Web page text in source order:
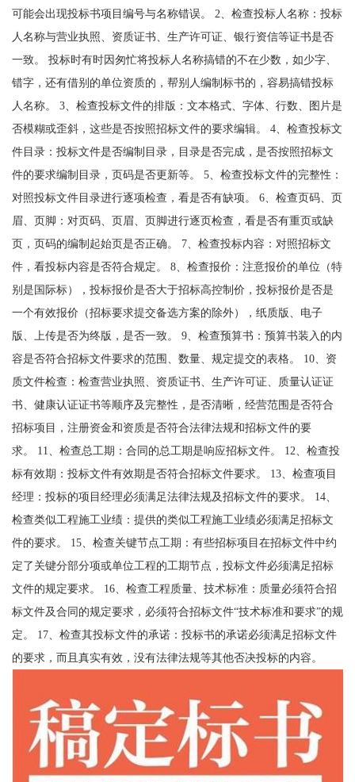
可能会出现投标书项目编号与名称错误。 2、检查投标人名称：投标
人名称与营业执照、资质证书、生产许可证、银行资信等证书是否
一致。 投标时有时因匆忙将投标人名称搞错的不在少数，如少字、
错字，还有借别的单位资质的，帮别人编制标书的，容易搞错投标
人名称。 3、检查投标文件的排版：文本格式、字体、行数、图片是
否模糊或歪斜，这些是否按照招标文件的要求编辑。 4、检查投标文
件目录：投标文件是否编制目录，目录是否完成，是否按照招标文
件的要求编制目录，页码是否更新等。 5、检查投标文件的完整性：
对照投标文件目录进行逐项检查，看是否有缺项。 6、检查页码、页
眉、页脚：对页码、页眉、页脚进行逐页检查，看是否有重页或缺
页，页码的编制起始页是否正确。 7、检查投标内容：对照招标文
件，看投标内容是否符合规定。 8、检查报价：注意报价的单位（特
别是国际标），投标报价是否大于招标高控制价，投标报价是否是
一个有效报价（招标要求提交备选方案的除外），纸质版、电子
版、上传是否为终版，是否一致。 9、检查预算书：预算书装入的内
容是否符合招标文件要求的范围、数量、规定提交的表格。 10、资
质文件检查：检查营业执照、资质证书、生产许可证、质量认证证
书、健康认证证书等顺序及完整性，是否清晰，经营范围是否符合
招标项目，注册资金和资质是否符合法律法规和招标文件的要
求。 11、检查总工期：合同的总工期是响应招标文件。 12、检查投
标有效期：投标文件有效期是否符合招标文件要求。 13、检查项目
经理：投标的项目经理必须满足法律法规及招标文件的要求。 14、
检查类似工程施工业绩：提供的类似工程施工业绩必须满足招标文
件的要求。 15、检查关键节点工期：有些招标项目在招标文件中约
定了关键分部分项或单位工程的工期节点，投标文件必须满足招标
文件的规定要求。 16、检查工程质量、技术标准：质量必须符合招
标文件及合同的规定要求，必须符合招标文件“技术标准和要求”的规
定。 17、检查其投标文件的承诺：投标书的承诺必须满足招标文件
的要求，而且真实有效，没有法律法规等其他否决投标的内容。